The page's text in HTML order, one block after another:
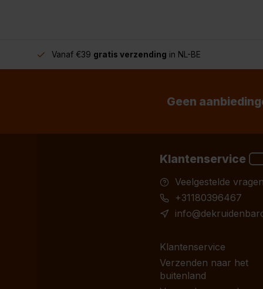
Vanaf €39 gratis verzending in NL-BE
Geen
Klantenservice
Veelgestelde vragen
+31180396467
Klantenservice
Verzenden naar het
buitenland